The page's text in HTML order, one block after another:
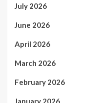
July 2026
June 2026
April 2026
March 2026
February 2026
January 2026